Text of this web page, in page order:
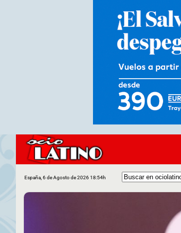
España, 6 de Agosto de 2026 18:54h